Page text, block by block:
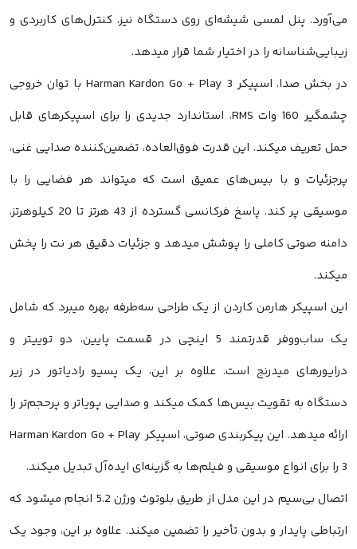
می‌آورد. پنل لمسی شیشه‌ای روی دستگاه نیز، کنترل‌های کاربردی و
زیبایی‌شناسانه را در اختیار شما قرار میدهد.
در بخش صدا، اسپیکر Harman Kardon Go + Play 3 با توان خروجی
چشمگیر 160 وات RMS، استاندارد جدیدی را برای اسپیکرهای قابل
حمل تعریف میکند. این قدرت فوق‌العاده، تضمین‌کننده صدایی غنی،
پرجزئیات و با بیس‌های عمیق است که میتواند هر فضایی را با
موسیقی پر کند. پاسخ فرکانسی گسترده از 43 هرتز تا 20 کیلوهرتز،
دامنه صوتی کاملی را پوشش میدهد و جزئیات دقیق هر نت را پخش
میکند.
این اسپیکر هارمن کاردن از یک طراحی سه‌طرفه بهره میبرد که شامل
یک ساب‌ووفر قدرتمند 5 اینچی در قسمت پایین، دو توییتر و
درایورهای میدرنج است. علاوه بر این، یک پسیو رادیاتور در زیر
دستگاه به تقویت بیس‌ها کمک میکند و صدایی پویاتر و پرحجم‌تر را
ارائه میدهد. این پیکربندی صوتی، اسپیکر Harman Kardon Go + Play
3 را برای انواع موسیقی و فیلم‌ها به گزینه‌ای ایده‌آل تبدیل میکند.
اتصال بی‌سیم در این مدل از طریق بلوتوث ورژن 5.2 انجام میشود که
ارتباطی پایدار و بدون تأخیر را تضمین میکند. علاوه بر این، وجود یک